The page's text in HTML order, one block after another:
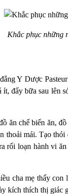
Khắc phục những
Y Dược
đẩy bữa sau lên
ăn chế biến ăn,
thoải mái. Tạo
loạn hành vi
cha mẹ thấy
kích thích thị giác